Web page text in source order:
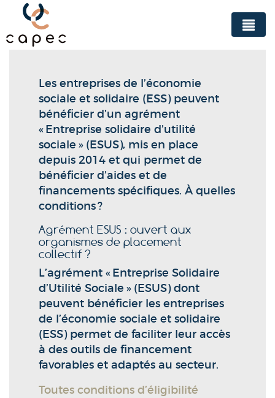
Panneau de gestion des cookies
Les entreprises de l’économie
sociale et solidaire (ESS) peuvent
bénéficier d’un agrément
« Entreprise solidaire d’utilité
sociale » (ESUS), mis en place
depuis 2014 et qui permet de
bénéficier d’aides et de
financements spécifiques. À quelles
conditions ?
Agrément ESUS : ouvert aux
organismes de placement
collectif ?
L’agrément « Entreprise Solidaire
d’Utilité Sociale » (ESUS) dont
peuvent bénéficier les entreprises
de l’économie sociale et solidaire
(ESS) permet de faciliter leur accès
à des outils de financement
favorables et adaptés au secteur.
Toutes conditions d’éligibilité